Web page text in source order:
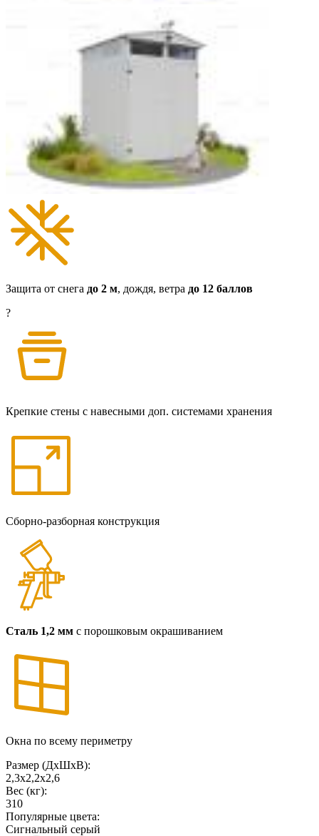
Защита от снега до 2 м, дождя, ветра до 12 баллов
?
Крепкие стены с навесными доп. системами хранения
Сборно-разборная конструкция
Сталь 1,2 мм с порошковым окрашиванием
Окна по всему периметру
Размер (ДxШxВ):
2,3х2,2х2,6
Вес (кг):
310
Популярные цвета:
Сигнальный серый